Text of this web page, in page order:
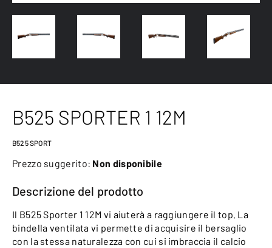
B525 SPORTER 1 12M
B525 SPORT
Prezzo suggerito: Non disponibile
Descrizione del prodotto
Il B525 Sporter 1 12M vi aiuterà a raggiungere il top. La
bindella ventilata vi permette di acquisire il bersaglio
con la stessa naturalezza con cui si imbraccia il calcio